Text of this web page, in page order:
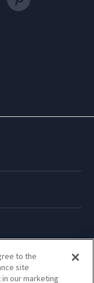
to the
site
our marketing